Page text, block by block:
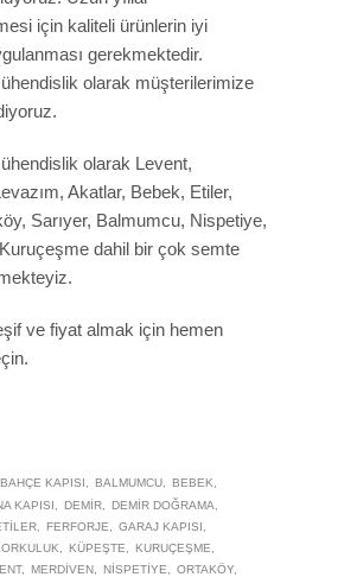
için kaliteli ürünlerin iyi
gerekmektedir.
olarak müşterilerimize
olarak Levent,
Akatlar, Bebek, Etiler,
Sarıyer, Balmumcu, Nispetiye,
dahil bir çok semte
ve fiyat almak için hemen
BAHÇE KAPISI BALMUMCU
BEBEK
KAPISI DEMIR
DEMIR DOĞRAMA
FERFORJE
GARAJ KAPISI
KÜPEŞTE
KURUÇEŞME
MERDIVEN NISPETIYE
ORTAKÖY